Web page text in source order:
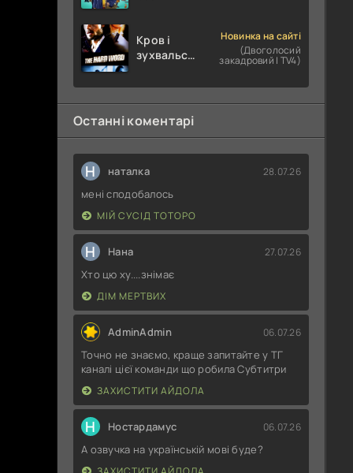
Кров і
зухвальство
пограбування
Новинка на сайті
(Двоголосий
закадровий | TV4)
Останні коментарі
Н наталка 28.07.26
мені сподобалось
МІЙ СУСІД ТОТОРО
Н Нана 27.07.26
Хто цю ху....знімає
ДІМ МЕРТВИХ
AdminAdmin 06.07.26
Точно не знаємо, краще запитайте у ТГ
каналі цієї команди що робила Субтитри
ЗАХИСТИТИ АЙДОЛА
Н Ностардамус 06.07.26
А озвучка на українській мові буде?